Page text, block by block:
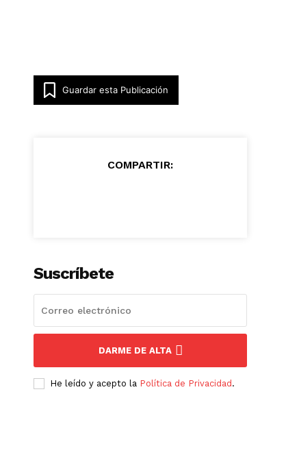
Guardar esta Publicación
COMPARTIR:
Suscríbete
DARME DE ALTA
He leído y acepto la Política de Privacidad.